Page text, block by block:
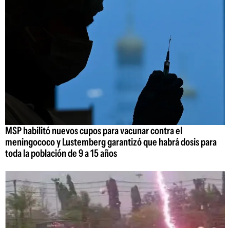
MSP habilitó nuevos cupos para vacunar contra el
meningococo y Lustemberg garantizó que habrá dosis para
toda la población de 9 a 15 años